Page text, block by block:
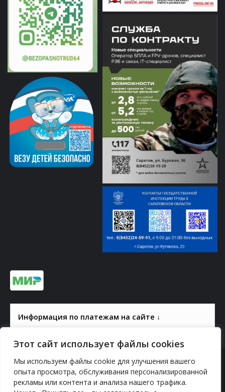
Этот сайт использует файлы cookies
Мы используем файлы cookie для улучшения вашего
опыта просмотра, обслуживания персонализированной
рекламы или контента и анализа нашего трафика.
Информация по платежам на сайте ↓
© 2000-2026, ГАУК СОМ КВЦ
Политика конфиденциальности